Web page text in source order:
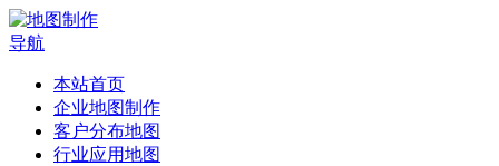
导航
本站首页
企业地图制作
客户分布地图
行业应用地图